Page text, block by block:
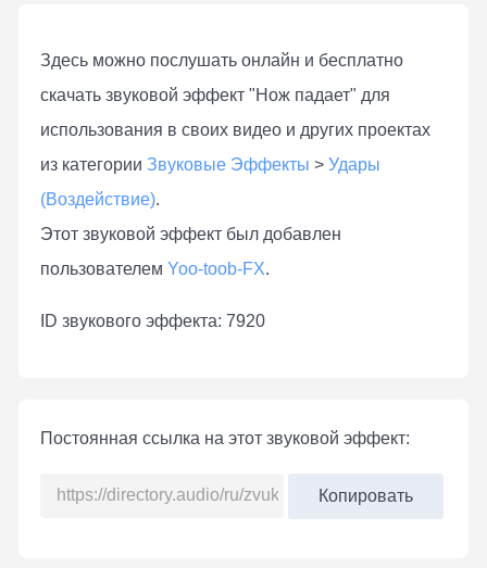
Здесь можно послушать онлaйн и бесплатно
скачать звуковой эффект "Нож падает" для
использования в своих видео и других проектах
из категории Звуковые Эффекты > Удары
(Воздействие).
Этот звуковой эффект был добавлен
пользователем Yoo-toob-FX.
ID звукового эффекта: 7920
Постоянная ссылка на этот звуковой эффект:
Копировать